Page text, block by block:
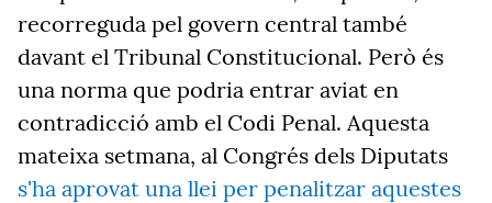
recorreguda pel govern central també
davant el Tribunal Constitucional. Però és
una norma que podria entrar aviat en
contradicció amb el Codi Penal. Aquesta
mateixa setmana, al Congrés dels Diputats
s'ha aprovat una llei per penalitzar aquestes